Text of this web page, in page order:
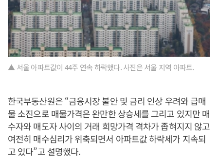
▲ 서울 아파트값이 44주 연속 하락했다. 사진은 서울 지역 아파트.
한국부동산원은 “금융시장 불안 및 금리 인상 우려와 급매
물 소진으로 매물가격은 완만한 상승세를 그리고 있지만 매
수자와 매도자 사이의 거래 희망가격 격차가 좁혀지지 않고
여전히 매수심리가 위축되면서 아파트값 하락세가 지속되
고 있다”고 설명했다.